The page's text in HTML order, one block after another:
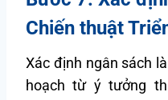
Chiến thuật
Xác định ngân sách
hoạch từ ý tưởng